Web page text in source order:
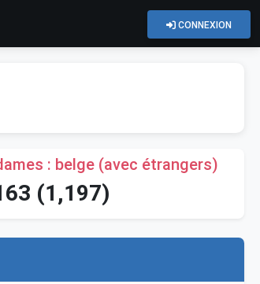
CONNEXION
: belge (avec étrangers)
(1,197)